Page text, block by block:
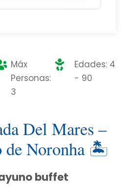
Máx
Personas:
3
Edades: 4
- 90
Del Mares –
de Noronha 🏝
buffet